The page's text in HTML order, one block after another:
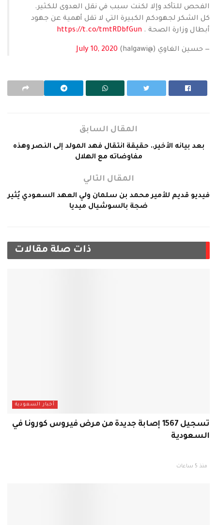
الفحص للتأكد وإلا لكنت سبب في نقل العدوى للكثير.
كل الشكر لجهودكم الكبيرة التي لا تقل أهمية عن جهود
أبطال وزارة الصحة . https://t.co/tmtRDbfGun
— حسين الغاوي (@halgawi) July 10, 2020
المقال السابق
بعد بيانه الأخير.. حقيقة انتقال فهد المولد إلى النصر وهذه
مفاوضاته مع الهلال
المقال التالي
فيديو قديم للأمير محمد بن سلمان ولي العهد السعودي يُثير
ضجة بالسوشيال ميديا
ذات صلة مقالات
أخبار السعودية
تسجيل 1567 إصابة جديدة من مرض فيروس كورونا في
السعودية
منذ 5 ساعات